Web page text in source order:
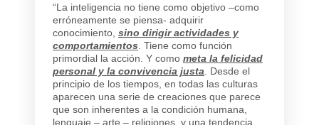
“La inteligencia no tiene como objetivo –como
erróneamente se piensa- adquirir
conocimiento, sino dirigir actividades y
comportamientos . Tiene como función
primordial la acción. Y como meta la felicidad
personal y la convivencia justa . Desde el
principio de los tiempos, en todas las culturas
aparecen una serie de creaciones que parece
que son inherentes a la condición humana,
lenguaje – arte – religiones, y una tendencia